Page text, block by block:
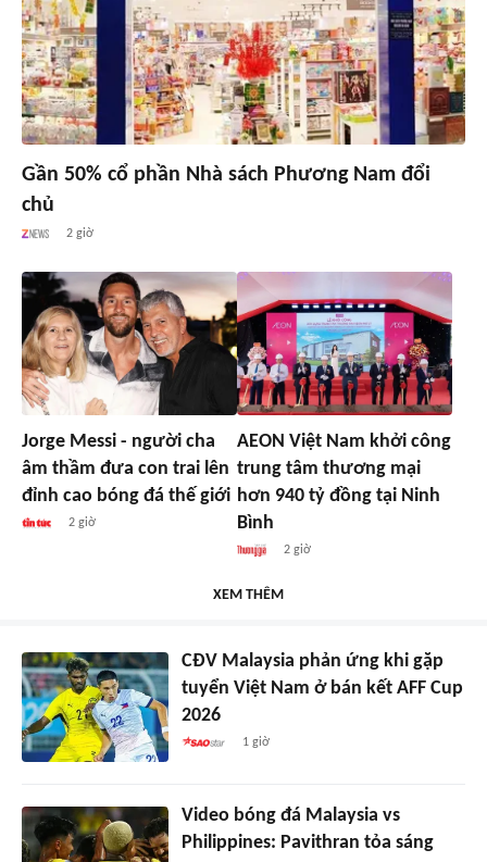
Gần 50% cổ phần Nhà sách Phương Nam đổi
chủ
2 giờ
Jorge Messi - người cha
âm thầm đưa con trai lên
đỉnh cao bóng đá thế giới
2 giờ
AEON Việt Nam khởi công
trung tâm thương mại
hơn 940 tỷ đồng tại Ninh
Bình
2 giờ
XEM THÊM
CĐV Malaysia phản ứng khi gặp
tuyển Việt Nam ở bán kết AFF Cup
2026
1 giờ
Video bóng đá Malaysia vs
Philippines: Pavithran tỏa sáng